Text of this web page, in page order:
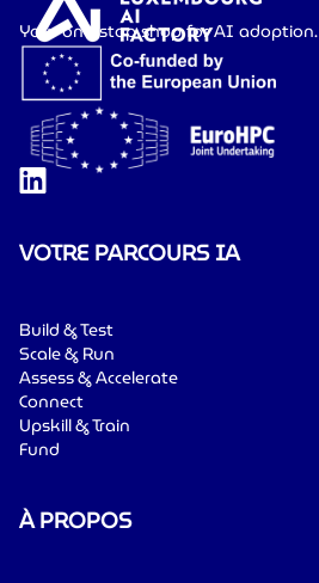
Your one-stop shop for AI adoption.
VOTRE PARCOURS IA
Build & Test
Scale & Run
Assess & Accelerate
Connect
Upskill & Train
Fund
À PROPOS